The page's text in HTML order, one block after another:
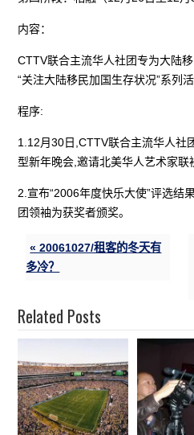
内容：
CTTV联合主流华人社团专为大陆
“关注大陆移民加国生存状况”系列
程序:
1.12月30日,CTTV联合主流华人社
型新年晚会,邀请北美华人艺术家联
2.宣布“2006年度快乐大使”评选结
团领袖为获奖者颁奖。
« 20061027/租客的冬天有
多冷？
Related Posts